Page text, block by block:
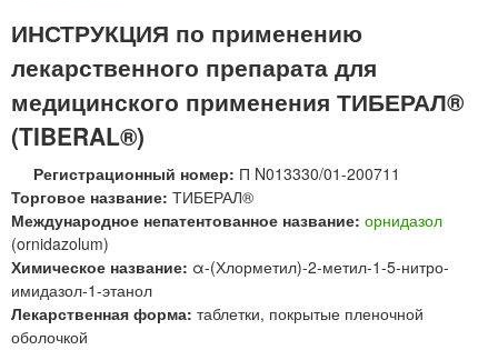
ИНСТРУКЦИЯ по применению
лекарственного препарата для
медицинского применения ТИБЕРАЛ®
(TIBERAL®)
Регистрационный номер: П N013330/01-200711
Торговое название: ТИБЕРАЛ®
Международное непатентованное название: орнидазол
(ornidazolum)
Химическое название: α-(Хлорметил)-2-метил-1-5-нитро-
имидазол-1-этанол
Лекарственная форма: таблетки, покрытые пленочной
оболочкой